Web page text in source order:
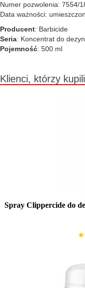
Numer pozwolenia: 7554/
Data ważności:
Producent: Barbicide
Seria: Koncentrat do
Pojemność: 500 ml
Klienci, którzy
Spray Clippercide do